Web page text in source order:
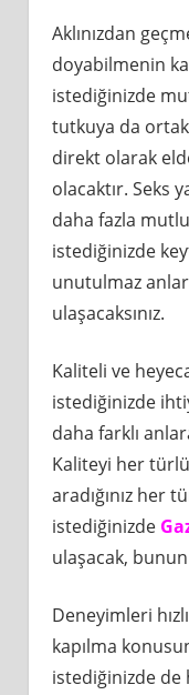
Aklınızdan
doyabilmenin
istediğinizde
tutkuya da ortak
direkt olarak
olacaktır. Seks
daha fazla
istediğinizde
unutulmaz
ulaşacaksınız.
Kaliteli ve
istediğinizde
daha farklı
Kaliteyi her türlü
aradığınız her
istediğinizde
ulaşacak, bunun
Deneyimleri
kapılma
istediğinizde